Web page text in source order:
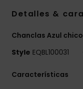
Detalles &
Chanclas Azul
Style EQBL100031
Características